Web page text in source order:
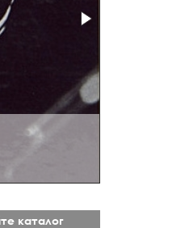
каталог